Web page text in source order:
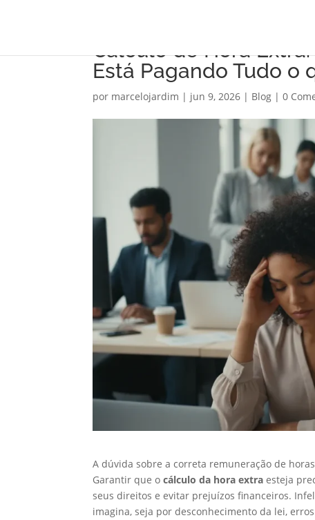
Cálculo de Hora
Está Pagando Tudo o
por marcelojardim | jun 9, 2026 | Blog |0
A dúvida sobre a correta remuneração de
Garantir que ocálculo da hora extra esteja
seus direitos e evitar prejuízos financeiros.
imagina, seja por desconhecimento da lei,